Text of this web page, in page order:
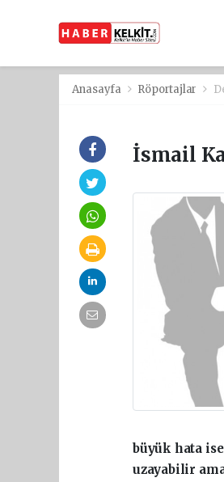
Anasayfa Röportajlar
İsmail
büyük hata
uzayabilir